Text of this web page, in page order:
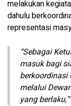
melakukan
dahulu
representasi
“Sebagai
masuk bagi
melalui
yang